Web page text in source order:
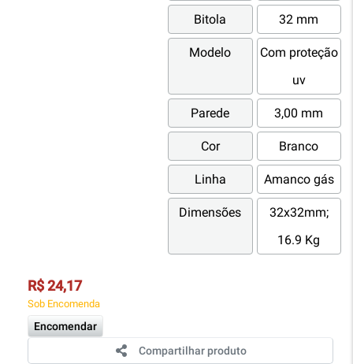
Bitola 32 mm
Modelo
Com proteção
uv
Parede 3,00 mm
Cor Branco
Linha Amanco gás
Dimensões
32x32mm;
16.9 Kg
R$ 24,17
Sob Encomenda
Encomendar
Compartilhar produto